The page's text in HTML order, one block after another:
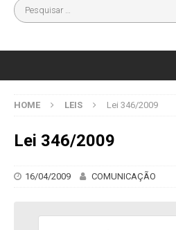
HOME LEIS Lei 346/2009
Lei 346/2009
16/04/2009 COMUNICAÇÃO